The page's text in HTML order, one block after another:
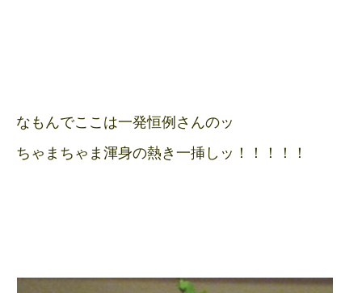
なもんでここは一発恒例さんのッ
ちゃまちゃま渾身の熱き一挿しッ！！！！！